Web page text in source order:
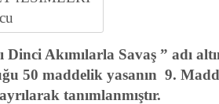
Dinci Akımılarla Savaş ” adı
50 maddelik yasanın 9.
tanımlanmıştır.